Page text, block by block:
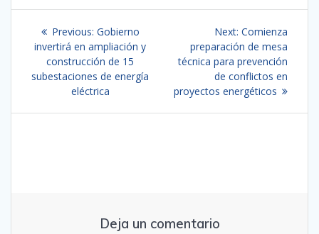
Navegación
de
entradas
Previous: Previous
post:
Gobierno
invertirá en ampliación y
construcción de 15
subestaciones de energía
eléctrica
Next: Next
post:
Comienza
preparación de mesa
técnica para prevención
de conflictos en
proyectos energéticos
Deja un comentario